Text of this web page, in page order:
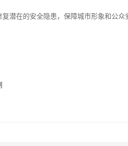
潜在的安全隐患，保障城市形象和公众